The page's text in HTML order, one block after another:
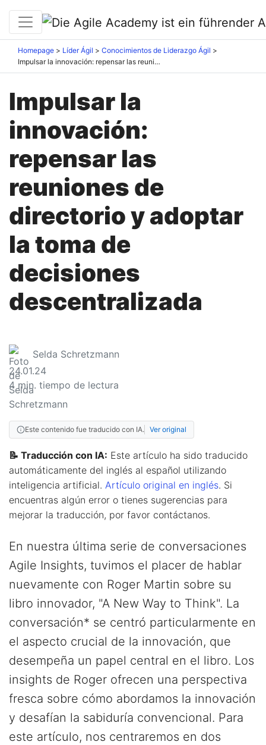
Homepage Líder Ágil
Conocimientos de Liderazgo Ágil
Impulsar la innovación: repensar las reuniones de directorio y adoptar la toma de decisiones descentralizada
Impulsar la
innovación:
repensar las
reuniones de
directorio y adoptar
la toma de
decisiones
descentralizada
Selda Schretzmann
24.01.24
4min. tiempo de lectura
Este contenido fue traducido con IA. Ver original
📝 Traducción con IA: Este artículo ha sido traducido
automáticamente del inglés al español utilizando
inteligencia artificial. Artículo original en inglés. Si
encuentras algún error o tienes sugerencias para
mejorar la traducción, por favor contáctanos.
En nuestra última serie de conversaciones
Agile Insights, tuvimos el placer de hablar
nuevamente con Roger Martin sobre su
libro innovador, "A New Way to Think". La
conversación* se centró particularmente en
el aspecto crucial de la innovación, que
desempeña un papel central en el libro. Los
insights de Roger ofrecen una perspectiva
fresca sobre cómo abordamos la innovación
y desafían la sabiduría convencional. Para
este artículo, nos centraremos en dos